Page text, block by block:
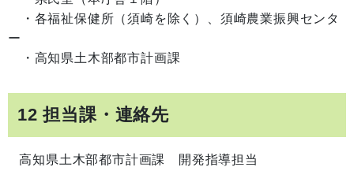
・各福祉保健所（須崎を除く）、須崎農業振興センタ
ー
・高知県土木部都市計画課
12 担当課・連絡先
高知県土木部都市計画課 開発指導担当